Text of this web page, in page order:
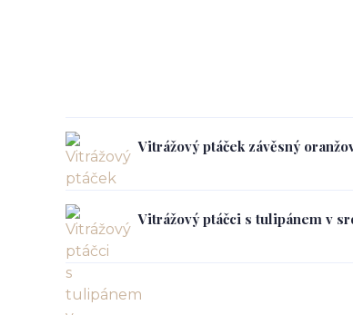
Vitrážový ptáček závěsný
Vitrážový ptáčci s tulipánem v